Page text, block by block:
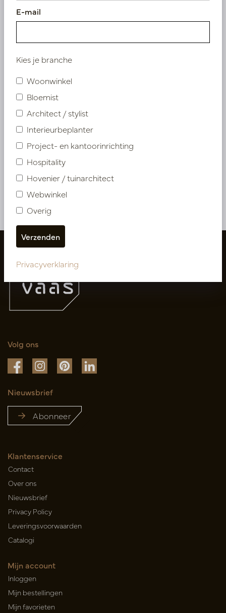
Roos Wit H53
Op voorraad
PV70.135932
Volg ons
Nieuwsbrief
Abonneer
Klantenservice
Contact
Over ons
Nieuwsbrief
Privacy Policy
Leveringsvoorwaarden
Catalogi
Mijn account
Inloggen
Mijn bestellingen
Mijn favorieten
E-mail
Kies je branche
Woonwinkel
Bloemist
Architect / stylist
Interieurbeplanter
Project- en kantoorinrichting
Hospitality
Hovenier / tuinarchitect
Webwinkel
Overig
Privacyverklaring